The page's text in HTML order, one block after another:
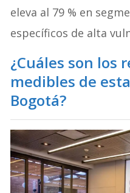
eleva al 79 % en
específicos de alta
¿Cuáles son los
medibles de
Bogotá?